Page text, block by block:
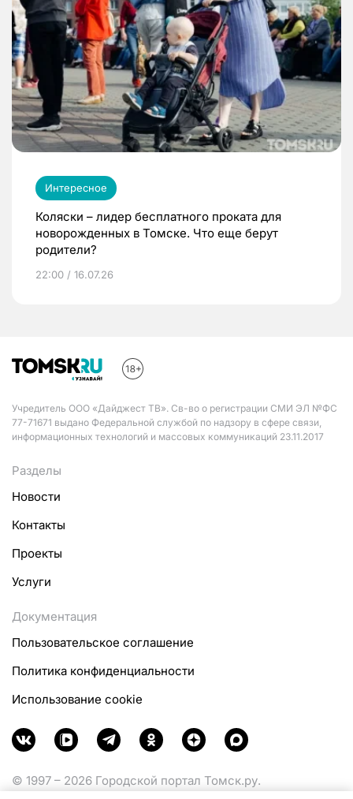
Интересное
Коляски – лидер бесплатного проката для
новорожденных в Томске. Что еще берут
родители?
22:00 / 16.07.26
Учредитель ООО «Дайджест ТВ». Св-во о регистрации СМИ ЭЛ №ФС
77-71671 выдано Федеральной службой по надзору в сфере связи,
информационных технологий и массовых коммуникаций 23.11.2017
Разделы
Новости
Контакты
Проекты
Услуги
Документация
Пользовательское соглашение
Политика конфиденциальности
Использование cookie
© 1997 – 2026 Городской портал Томск.ру.